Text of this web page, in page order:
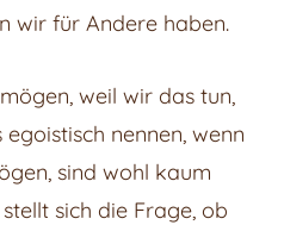
wir für Andere haben.
weil wir das tun,
nennen, wenn
sind wohl kaum
sich die Frage, ob